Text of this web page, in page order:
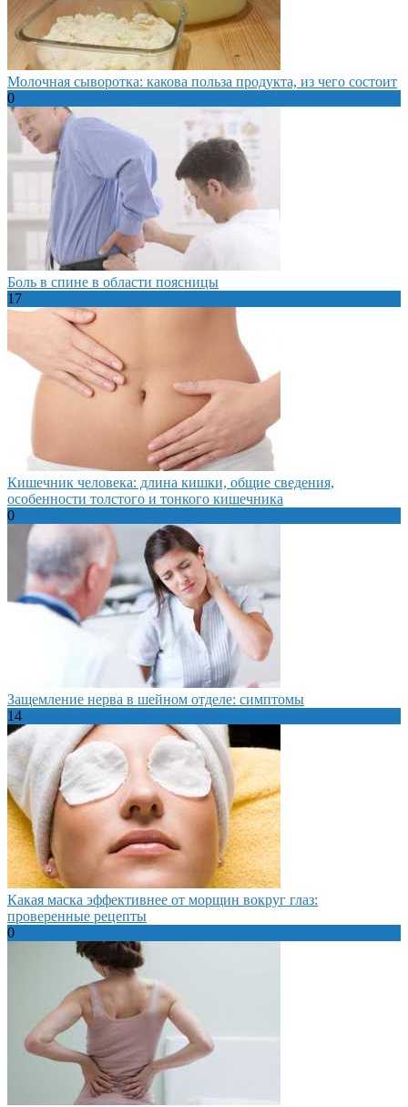
Молочная сыворотка: какова польза продукта, из чего состоит
0
Боль в спине в области поясницы
17
Кишечник человека: длина кишки, общие сведения,
особенности толстого и тонкого кишечника
0
Защемление нерва в шейном отделе: симптомы
14
Какая маска эффективнее от морщин вокруг глаз:
проверенные рецепты
0